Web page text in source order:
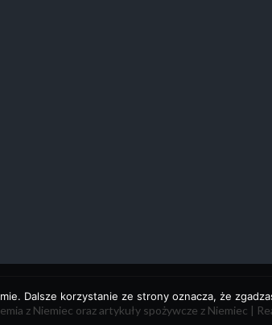
Dalsze korzystanie ze strony oznacza, że
z Niemiec oraz artykuły spożywcze z Niemiec |